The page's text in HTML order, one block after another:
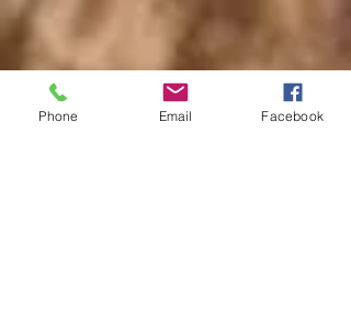
Phone Email Facebook